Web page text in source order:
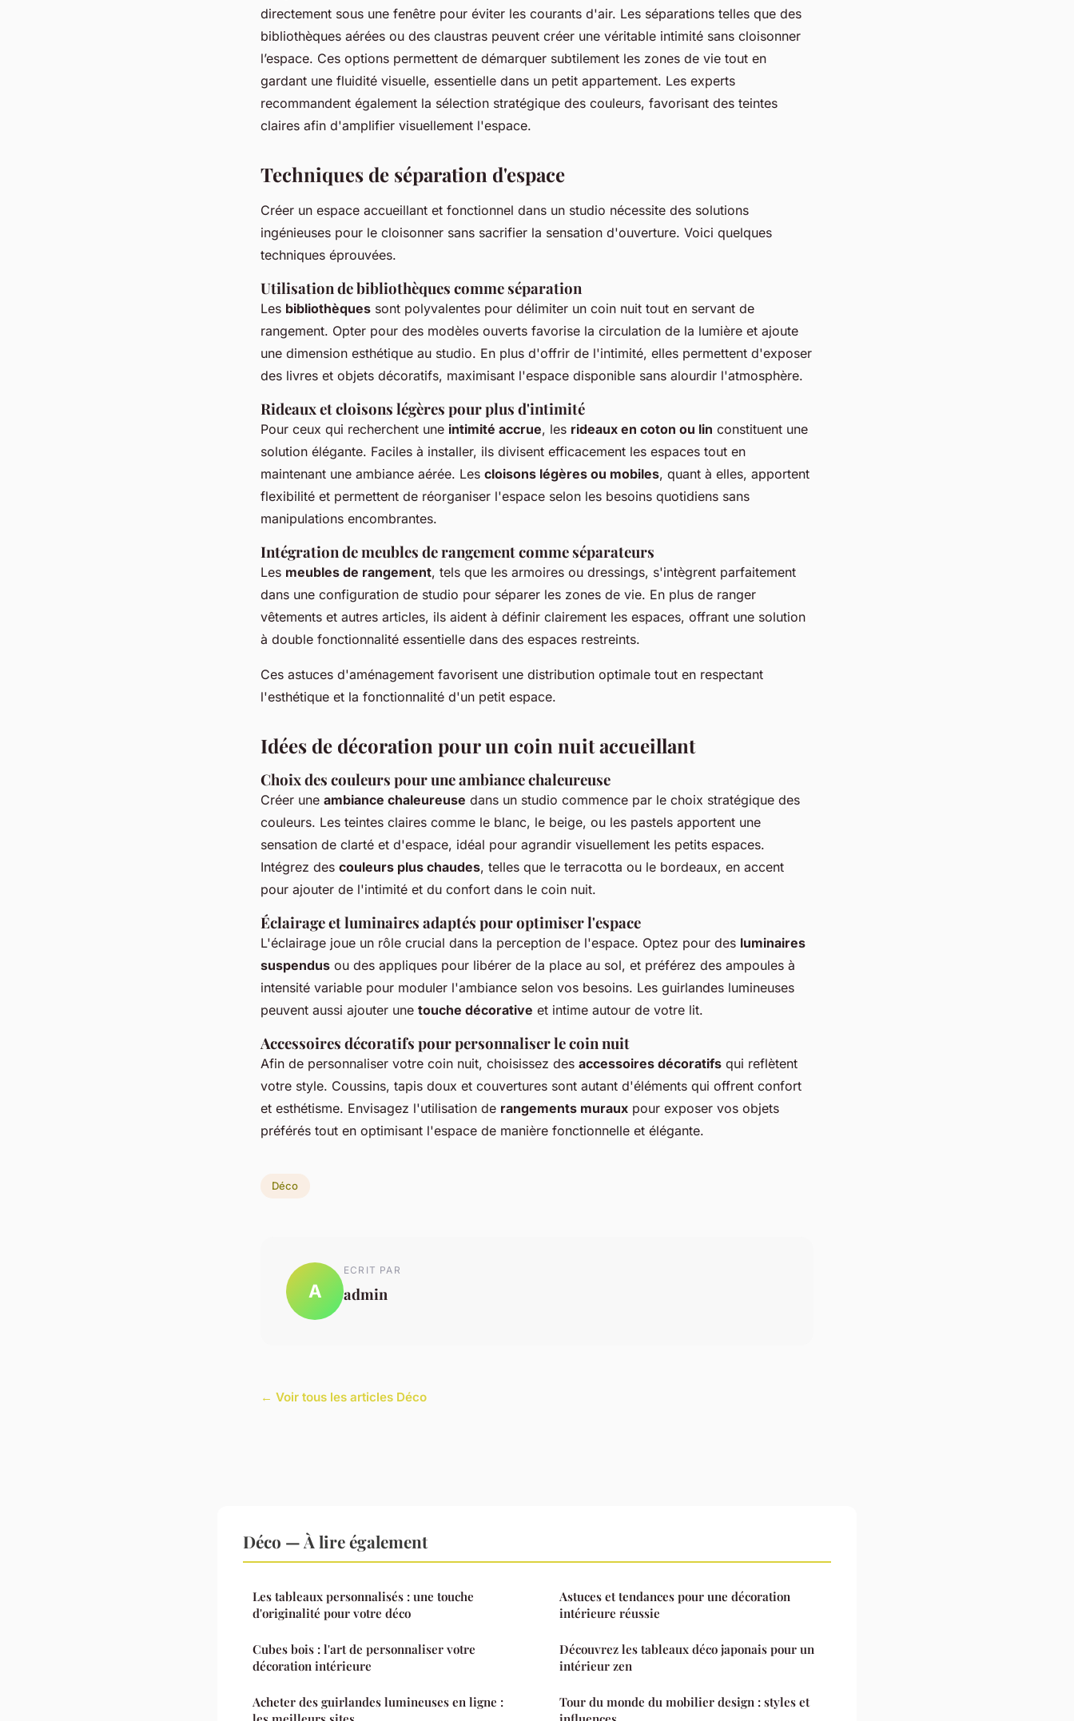
directement sous une fenêtre pour éviter les courants d'air. Les séparations telles que des
bibliothèques aérées ou des claustras peuvent créer une véritable intimité sans cloisonner
l’espace. Ces options permettent de démarquer subtilement les zones de vie tout en
gardant une fluidité visuelle, essentielle dans un petit appartement. Les experts
recommandent également la sélection stratégique des couleurs, favorisant des teintes
claires afin d'amplifier visuellement l'espace.
Techniques de séparation d'espace
Créer un espace accueillant et fonctionnel dans un studio nécessite des solutions
ingénieuses pour le cloisonner sans sacrifier la sensation d'ouverture. Voici quelques
techniques éprouvées.
Utilisation de bibliothèques comme séparation
Les bibliothèques sont polyvalentes pour délimiter un coin nuit tout en servant de
rangement. Opter pour des modèles ouverts favorise la circulation de la lumière et ajoute
une dimension esthétique au studio. En plus d'offrir de l'intimité, elles permettent d'exposer
des livres et objets décoratifs, maximisant l'espace disponible sans alourdir l'atmosphère.
Rideaux et cloisons légères pour plus d'intimité
Pour ceux qui recherchent une intimité accrue, les rideaux en coton ou lin constituent une
solution élégante. Faciles à installer, ils divisent efficacement les espaces tout en
maintenant une ambiance aérée. Les cloisons légères ou mobiles, quant à elles, apportent
flexibilité et permettent de réorganiser l'espace selon les besoins quotidiens sans
manipulations encombrantes.
Intégration de meubles de rangement comme séparateurs
Les meubles de rangement, tels que les armoires ou dressings, s'intègrent parfaitement
dans une configuration de studio pour séparer les zones de vie. En plus de ranger
vêtements et autres articles, ils aident à définir clairement les espaces, offrant une solution
à double fonctionnalité essentielle dans des espaces restreints.
Ces astuces d'aménagement favorisent une distribution optimale tout en respectant
l'esthétique et la fonctionnalité d'un petit espace.
Idées de décoration pour un coin nuit accueillant
Choix des couleurs pour une ambiance chaleureuse
Créer une ambiance chaleureuse dans un studio commence par le choix stratégique des
couleurs. Les teintes claires comme le blanc, le beige, ou les pastels apportent une
sensation de clarté et d'espace, idéal pour agrandir visuellement les petits espaces.
Intégrez des couleurs plus chaudes, telles que le terracotta ou le bordeaux, en accent
pour ajouter de l'intimité et du confort dans le coin nuit.
Éclairage et luminaires adaptés pour optimiser l'espace
L'éclairage joue un rôle crucial dans la perception de l'espace. Optez pour des luminaires
suspendus ou des appliques pour libérer de la place au sol, et préférez des ampoules à
intensité variable pour moduler l'ambiance selon vos besoins. Les guirlandes lumineuses
peuvent aussi ajouter une touche décorative et intime autour de votre lit.
Accessoires décoratifs pour personnaliser le coin nuit
Afin de personnaliser votre coin nuit, choisissez des accessoires décoratifs qui reflètent
votre style. Coussins, tapis doux et couvertures sont autant d'éléments qui offrent confort
et esthétisme. Envisagez l'utilisation de rangements muraux pour exposer vos objets
préférés tout en optimisant l'espace de manière fonctionnelle et élégante.
Déco
A
ECRIT PAR
admin
← Voir tous les articles Déco
Déco — À lire également
Les tableaux personnalisés : une touche
d'originalité pour votre déco
Cubes bois : l'art de personnaliser votre
décoration intérieure
Acheter des guirlandes lumineuses en ligne :
Astuces et tendances pour une décoration
intérieure réussie
Découvrez les tableaux déco japonais pour un
intérieur zen
Tour du monde du mobilier design : styles et